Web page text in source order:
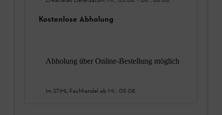
Kostenlose Abholung
Abholung über Online-Bestellung möglich
Im STIHL Fachhandel ab Mi., 05.08.